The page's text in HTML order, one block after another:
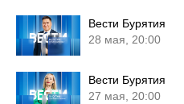
Вести Бурятия
28 мая, 20:00
Вести Бурятия
27 мая, 20:00